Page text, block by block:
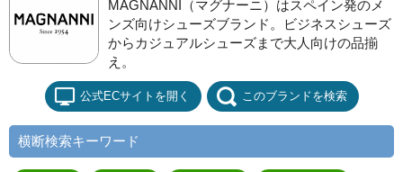
MAGNANNI（マグナーニ）はスペイン発のメ
ンズ向けシューズブランド。ビジネスシューズ
からカジュアルシューズまで大人向けの品揃
え。
公式ECサイトを開く このブランドを検索
横断検索キーワード